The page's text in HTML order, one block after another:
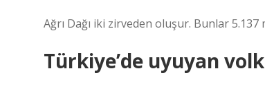
Ağrı Dağı iki zirveden oluşur. Bunlar
Türkiye’de uyuyan